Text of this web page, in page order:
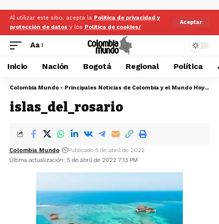
Al utilizar este sitio, acepta la Politica de privacidad y
protección de datos y los Politica de cookies/
Aceptar
Aa
Inicio Nación Bogotá Regional Política
Colombia Mundo - Principales Noticias de Colombia y el Mundo Hoy
>
islas_del_rosario
Última actualización: 5 de abril de 2022 7:13 PM
Colombia Mundo Publicado 5 de abril de 2022